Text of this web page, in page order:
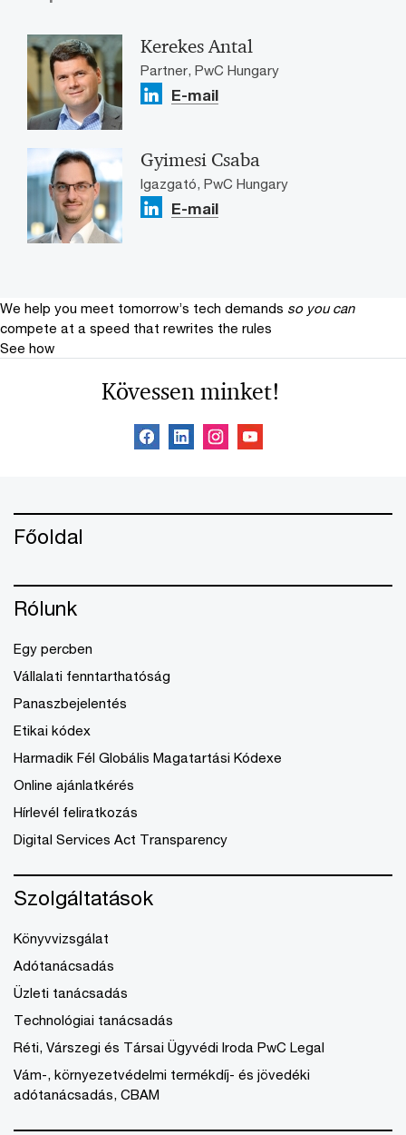
Kerekes Antal
Partner, PwC Hungary
E-mail
Gyimesi Csaba
Igazgató, PwC Hungary
E-mail
We help you meet tomorrow’s tech demands so you can
compete at a speed that rewrites the rules
See how
Kövessen minket!
Főoldal
Rólunk
Egy percben
Vállalati fenntarthatóság
Panaszbejelentés
Etikai kódex
Harmadik Fél Globális Magatartási Kódexe
Online ajánlatkérés
Hírlevél feliratkozás
Digital Services Act Transparency
Szolgáltatások
Könyvvizsgálat
Adótanácsadás
Üzleti tanácsadás
Technológiai tanácsadás
Réti, Várszegi és Társai Ügyvédi Iroda PwC Legal
Vám-, környezetvédelmi termékdíj- és jövedéki
adótanácsadás, CBAM